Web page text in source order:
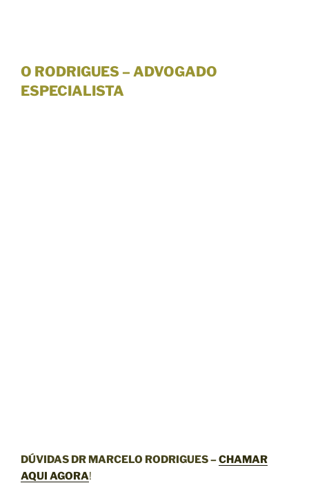
O RODRIGUES – ADVOGADO
ESPECIALISTA
DÚVIDAS DR MARCELO RODRIGUES –CHAMAR
AQUI AGORA!